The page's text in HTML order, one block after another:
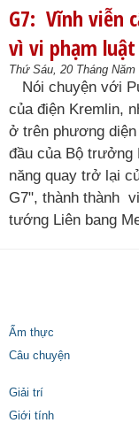
G7: Vĩnh viễn
vì vi phạm
Thứ Sáu, 20 Tháng Năm
Nói chuyện với
của điện Kremlin,
ở trên phương
đầu của Bộ trưởng
năng quay trở lại
G7", thành thành
tướng Liên bang
Ẩm thực
Câu chuyện
Giải trí
Giới tính